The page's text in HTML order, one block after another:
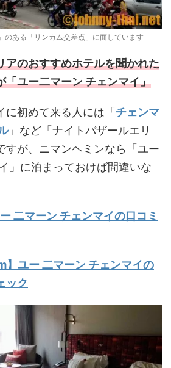
のある「リンカム交差点」に面しています
アのおすすめホテルを聞かれた
「ユー二マーン チェンマイ」
初めて来る人には「 チェンマ
」など「ナイトバザールエリ
すが、ニマンヘミンなら「ユー
」に泊まっておけば間違いな
二マーン チェンマイの口コミ
ユー 二マーン チェンマイの
ック